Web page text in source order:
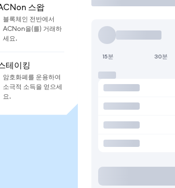
스왑
블록체인 전반에서
ACNon을(를) 거래하
세요.
테이킹
암호화폐를 운용하여
소극적 소득을 얻으세
요.
15분 30분